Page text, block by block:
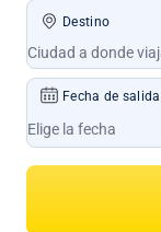
Destino
Fecha de salida